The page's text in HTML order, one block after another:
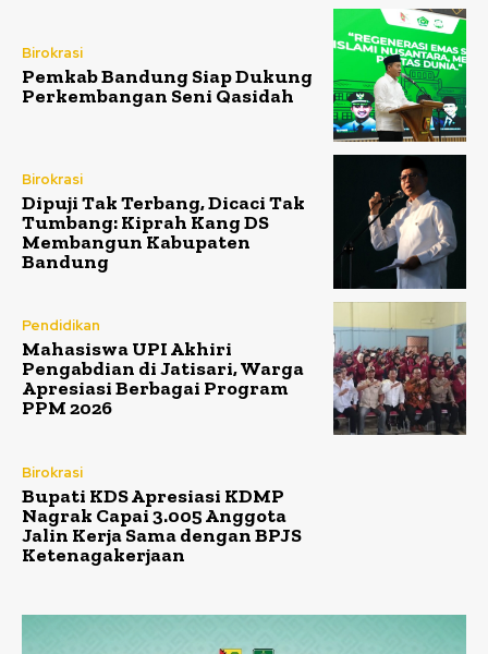
Birokrasi
Pemkab Bandung Siap Dukung
Perkembangan Seni Qasidah
Birokrasi
Dipuji Tak Terbang, Dicaci Tak
Tumbang: Kiprah Kang DS
Membangun Kabupaten
Bandung
Pendidikan
Mahasiswa UPI Akhiri
Pengabdian di Jatisari, Warga
Apresiasi Berbagai Program
PPM 2026
Birokrasi
Bupati KDS Apresiasi KDMP
Nagrak Capai 3.005 Anggota
Jalin Kerja Sama dengan BPJS
Ketenagakerjaan